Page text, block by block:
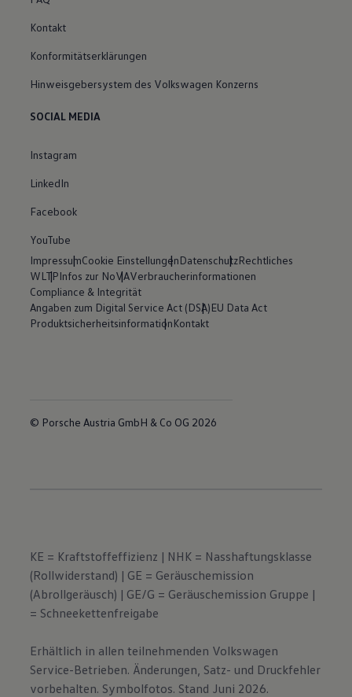
Kontakt
Konformitätserklärungen
Hinweisgebersystem des Volkswagen Konzerns
SOCIAL MEDIA
Instagram
LinkedIn
Facebook
YouTube
ImpressumCookie EinstellungenDatenschutzRechtliches
WLTPInfos zur NoVAVerbraucherinformationen
Compliance & Integrität
Angaben zum Digital Service Act (DSA)EU Data Act
ProduktsicherheitsinformationKontakt
© Porsche Austria GmbH & Co OG 2026
KE = Kraftstoffeffizienz | NHK = Nasshaftungsklasse
(Rollwiderstand) | GE = Geräuschemission
(Abrollgeräusch) | GE/G = Geräuschemission Gruppe |
= Schneekettenfreigabe
Erhältlich in allen teilnehmenden Volkswagen
Service-Betrieben. Änderungen, Satz- und Druckfehler
vorbehalten. Symbolfotos. Stand Juni 2026.